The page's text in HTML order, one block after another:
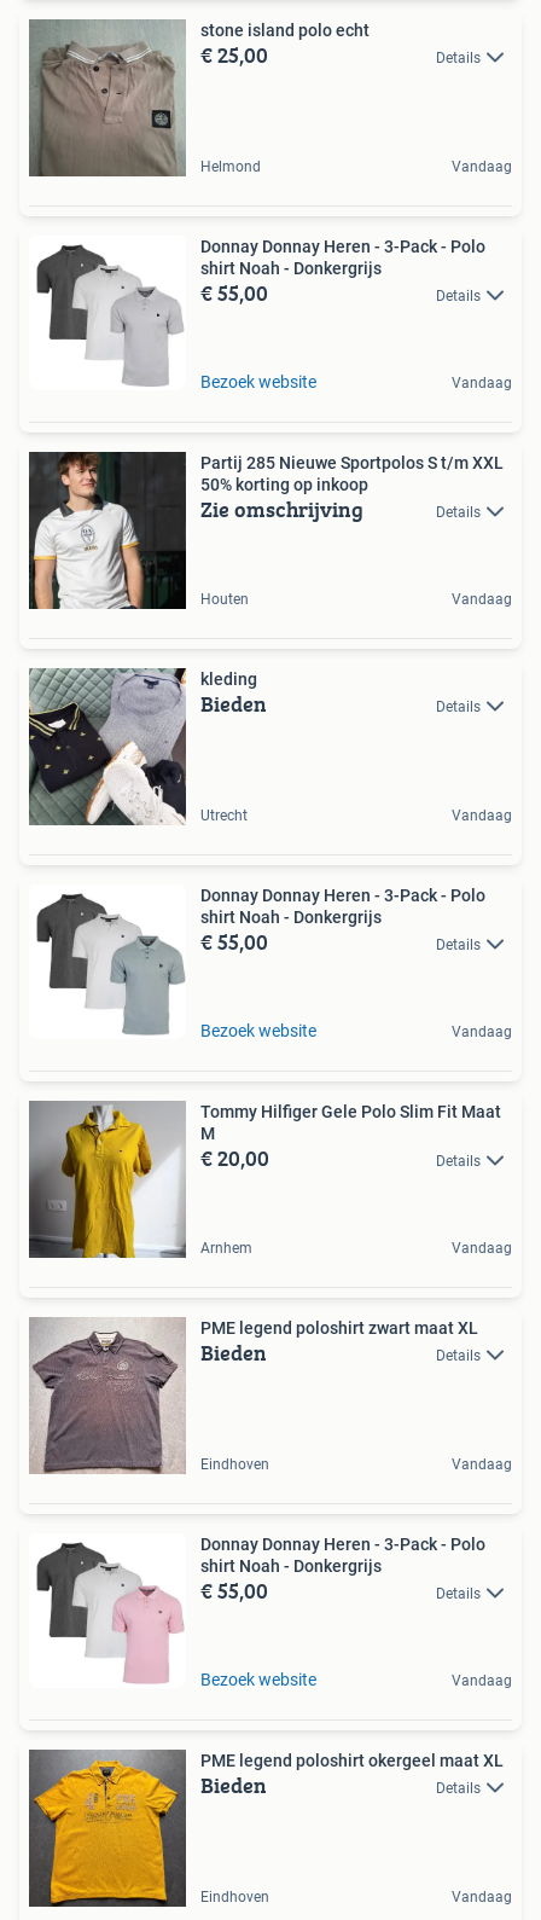
stone island polo echt
€ 25,00 Details
Helmond Vandaag
Donnay Donnay Heren - 3-Pack - Polo
shirt Noah - Donkergrijs
€ 55,00 Details
Bezoek website Vandaag
Partij 285 Nieuwe Sportpolos S t/m XXL
50% korting op inkoop
Zie omschrijving Details
Houten Vandaag
kleding
Bieden Details
Utrecht Vandaag
Donnay Donnay Heren - 3-Pack - Polo
shirt Noah - Donkergrijs
€ 55,00 Details
Bezoek website Vandaag
Tommy Hilfiger Gele Polo Slim Fit Maat
M
€ 20,00 Details
Arnhem Vandaag
PME legend poloshirt zwart maat XL
Bieden Details
Eindhoven Vandaag
Donnay Donnay Heren - 3-Pack - Polo
shirt Noah - Donkergrijs
€ 55,00 Details
Bezoek website Vandaag
PME legend poloshirt okergeel maat XL
Bieden Details
Eindhoven Vandaag